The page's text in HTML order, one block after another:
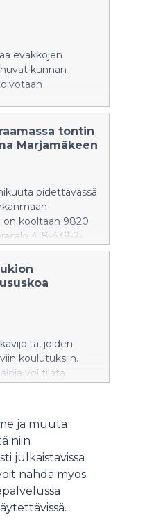
evakkojen
kunnan
tontin
Marjamäkeen
pidettävässä
on kooltaan 9820
418-439-2-
Pirkanmaan
asukkaita
kookkaita
ja
mukaan uusi
laajemmat
keväällä
joiden
koulutuksiin.
voi tilata
ja muuta
niin
julkaistavissa
nähdä myös